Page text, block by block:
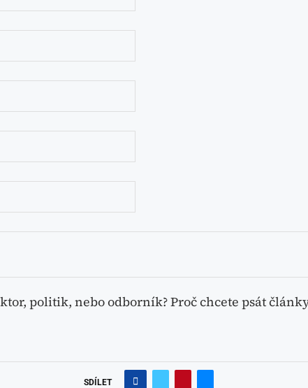
politik, nebo odborník? Proč chcete psát
SDÍLET